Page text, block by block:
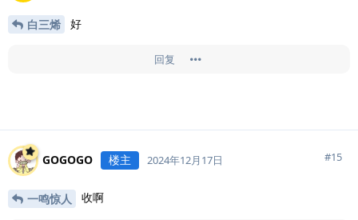
白三烯 好
回复
GOGOGO 楼主 2024年12月17日 #15
一鸣惊人 收啊